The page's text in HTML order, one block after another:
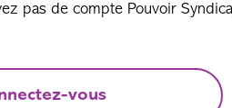
pas de compte Pouvoir
vous